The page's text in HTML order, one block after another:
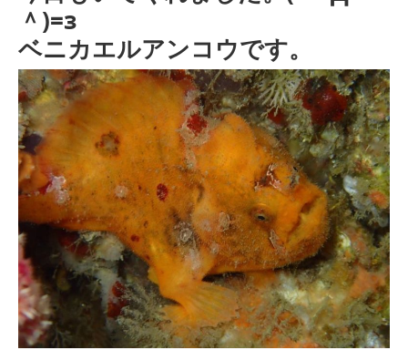
＾)=з
ベニカエルアンコウです。